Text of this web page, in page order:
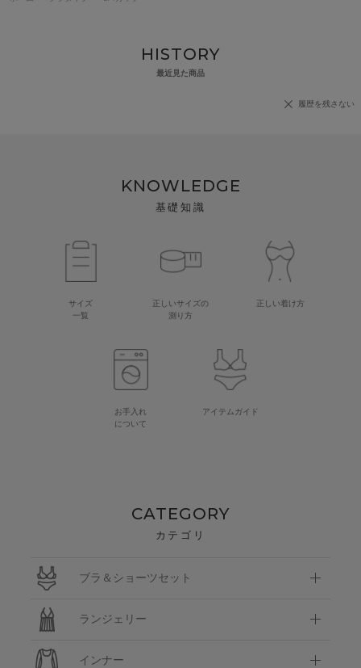
HISTORY
最近見た商品
履歴を残さない
KNOWLEDGE
基礎知識
サイズ
一覧
正しいサイズの
測り方
正しい着け方
お手入れ
について
アイテムガイド
CATEGORY
カテゴリ
ブラ＆ショーツセット
ランジェリー
インナー